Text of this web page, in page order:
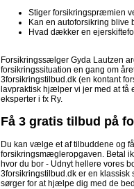
Stiger forsikringspræmien
Kan en autoforsikring blive
Hvad dækker en
Forsikringssælger Gyda Lautzen
forsikringssituation en gang om
3forsikringstilbud.dk (en kontant
lavpraktisk hjælper vi jer med at
eksperter i fx Ry.
Få 3 gratis tilbud på
Du kan vælge et af tilbuddene og
forsikringsmægleropgaven. Betal
hvor du bor - Udnyt hellere vores
3forsikringstilbud.dk er en
sørger for at hjælpe dig med de